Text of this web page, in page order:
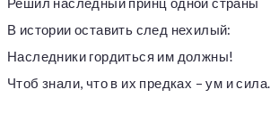
В истории оставить след нехилый:
Наследники гордиться им должны!
Чтоб знали, что в их предках – ум и сила.